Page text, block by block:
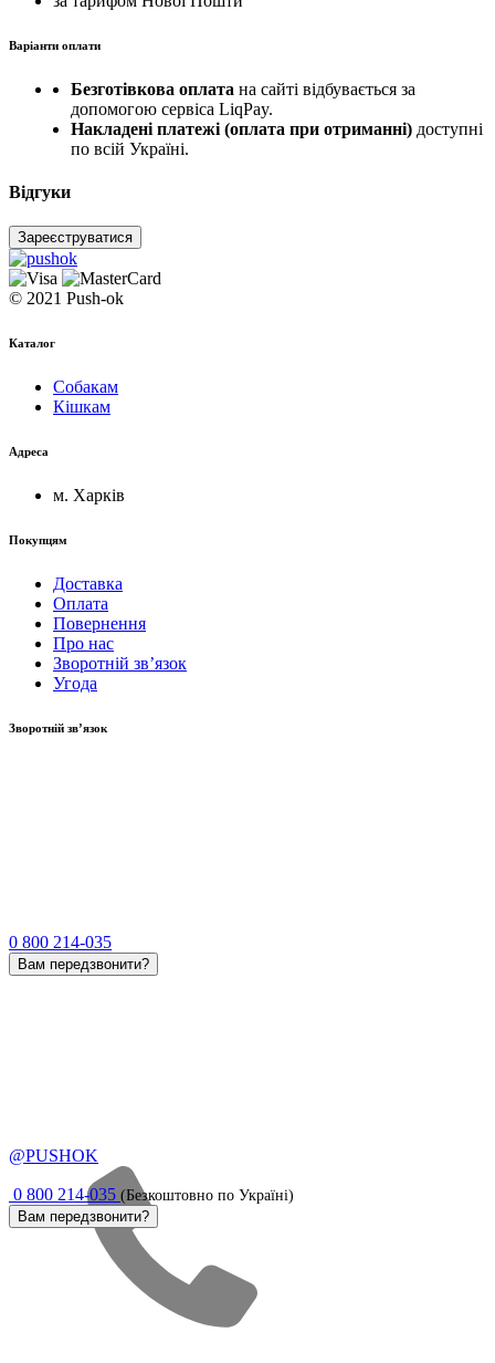
Варіанти оплати
Безготівкова оплата на сайті відбувається за
допомогою сервіса LiqPay.
Накладені платежі (оплата при отриманні) доступні
по всій Україні.
Відгуки
Зареєструватися
© 2021 Push-ok
Каталог
Собакам
Кішкам
Адреса
м. Харків
Покупцям
Доставка
Оплата
Повернення
Про нас
Зворотній зв’язок
Угода
Зворотній зв’язок
0 800 214-035
Вам передзвонити?
@PUSHOK
0 800 214-035 (Безкоштовно по Україні)
Вам передзвонити?